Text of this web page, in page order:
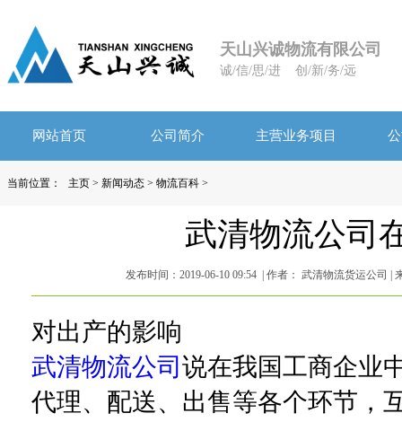
天山兴诚物流有限公司
诚/信/思/进 创/新/务/远
网站首页 公司简介 主营业务项目
当前位置： 主页 > 新闻动态 > 物流百科 >
武清物流公司
发布时间：2019-06-10 09:54 | 作者： 武清物流货运公司 |
对出产的影响
武清物流公司说在我国工商企业
代理、配送、出售等各个环节，